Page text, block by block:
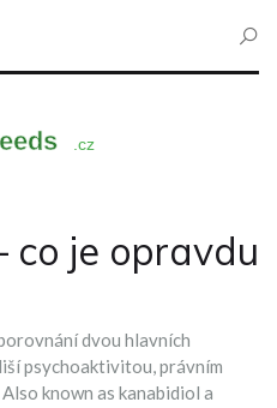
co je opravdu
dvou hlavních
psychoaktivitou, právním
Also known as kanabidiol a